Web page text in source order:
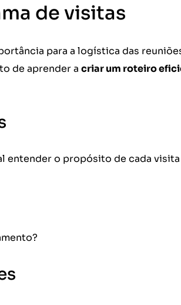
de visitas
para a logística das
de aprender a criar um roteiro
entender o propósito de cada visita